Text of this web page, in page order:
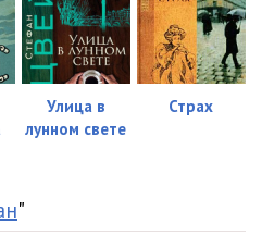
Улица в
лунном свете
Страх
"